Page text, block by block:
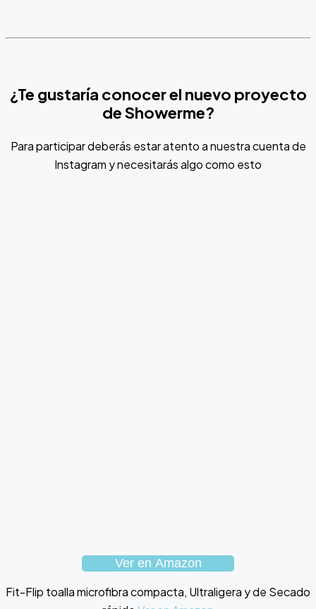
¿Te gustaría conocer el nuevo proyecto
de Showerme?
Para participar deberás estar atento a nuestra cuenta de
Instagram y necesitarás algo como esto
Ver en Amazon
Fit-Flip toalla microfibra compacta, Ultraligera y de Secado